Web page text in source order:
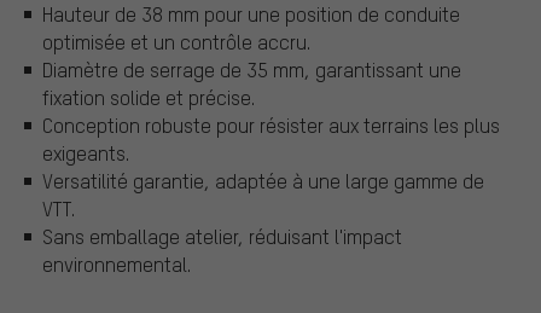
Hauteur de 38 mm pour une position de conduite
optimisée et un contrôle accru.
Diamètre de serrage de 35 mm, garantissant une
fixation solide et précise.
Conception robuste pour résister aux terrains les plus
exigeants.
Versatilité garantie, adaptée à une large gamme de
VTT.
Sans emballage atelier, réduisant l'impact
environnemental.